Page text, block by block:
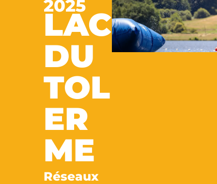
2025
LAC
DU
TOL
ER
ME
Réseaux